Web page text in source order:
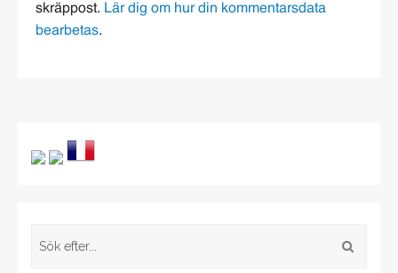
skräppost. Lär dig om hur din kommentarsdata
bearbetas.